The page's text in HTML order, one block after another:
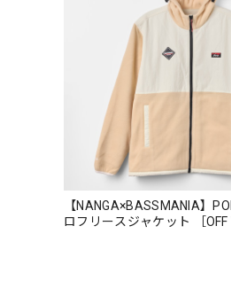
【
ブラック L
発送も早く着心地最高！
Logo Sweat
アッシュグ
2026/07/30
夏の早朝 少し肌寒い時
【NANGA×BASSMANIA】
ロフリースジャケット ［OFF